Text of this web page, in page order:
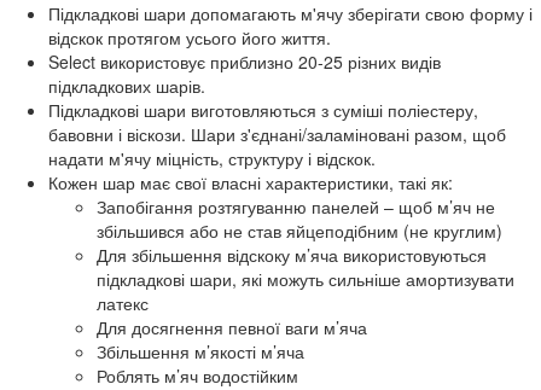
Підкладкові шари допомагають м'ячу зберігати свою форму і
відскок протягом усього його життя.
Select використовує приблизно 20-25 різних видів
підкладкових шарів.
Підкладкові шари виготовляються з суміші поліестеру,
бавовни і віскози. Шари з'єднані/заламіновані разом, щоб
надати м'ячу міцність, структуру і відскок.
Кожен шар має свої власні характеристики, такі як:
Запобігання розтягуванню панелей – щоб м’яч не
збільшився або не став яйцеподібним (не круглим)
Для збільшення відскоку м’яча використовуються
підкладкові шари, які можуть сильніше амортизувати
латекс
Для досягнення певної ваги м’яча
Збільшення м’якості м’яча
Роблять м’яч водостійким